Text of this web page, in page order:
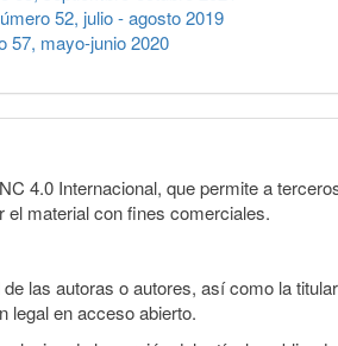
52, julio - agosto 2019
57, mayo-junio 2020
4.0 Internacional, que permite a
el material con fines comerciales.
las autoras o autores, así como la
legal en acceso abierto.